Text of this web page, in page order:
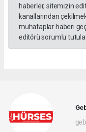
haberler, sitemizin
kanallarından
muhataplar haberi
editörü sorumlu